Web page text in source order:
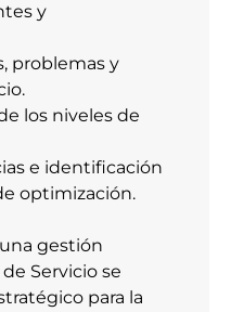
y
problemas y
los niveles de
e identificación
optimización.
gestión
Servicio se
para la